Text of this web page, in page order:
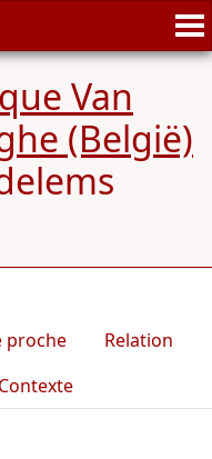
Van
(België)
proche
Relation
Contexte